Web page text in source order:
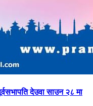
देउवा साउन २८ मा